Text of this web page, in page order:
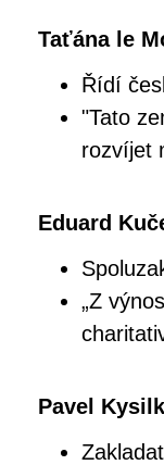
Taťána le
Řídí
"Tato
rozvíjet
Eduard
„Z
Pavel